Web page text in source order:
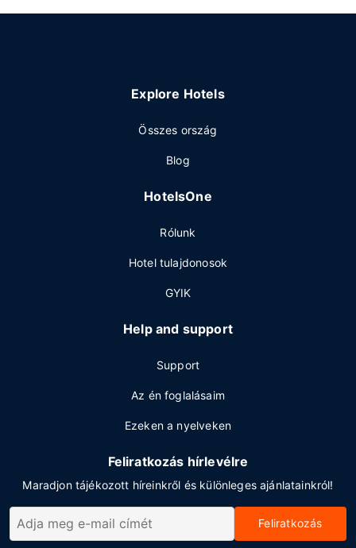
Explore Hotels
Összes ország
Blog
HotelsOne
Rólunk
Hotel tulajdonosok
GYIK
Help and support
Support
Az én foglalásaim
Ezeken a nyelveken
Feliratkozás hírlevélre
Maradjon tájékozott híreinkről és különleges ajánlatainkról!
Feliratkozás